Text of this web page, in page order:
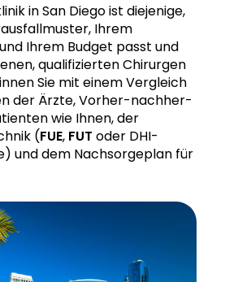
in San Diego ist diejenige,
Ihrem
und Ihrem Budget passt und
qualifizierten Chirurgen
Sie mit einem Vergleich
der Ärzte, Vorher-nachher-
wie Ihnen, der
(FUE, FUT oder DHI-
und dem Nachsorgeplan für